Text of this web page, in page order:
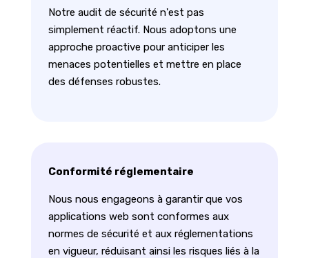
Notre audit de sécurité n'est pas
simplement réactif. Nous adoptons une
approche proactive pour anticiper les
menaces potentielles et mettre en place
des défenses robustes.
Conformité réglementaire
Nous nous engageons à garantir que vos
applications web sont conformes aux
normes de sécurité et aux réglementations
en vigueur, réduisant ainsi les risques liés à la